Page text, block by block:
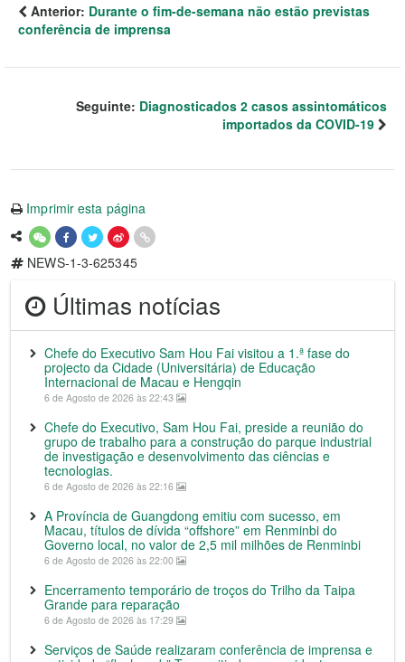
Anterior: Durante o fim-de-semana não estão previstas
conferência de imprensa
Seguinte: Diagnosticados 2 casos assintomáticos
importados da COVID-19
Imprimir esta página
NEWS-1-3-625345
Últimas notícias
Chefe do Executivo Sam Hou Fai visitou a 1.ª fase do
projecto da Cidade (Universitária) de Educação
Internacional de Macau e Hengqin
6 de Agosto de 2026 às 22:43
Chefe do Executivo, Sam Hou Fai, preside a reunião do
grupo de trabalho para a construção do parque industrial
de investigação e desenvolvimento das ciências e
tecnologias.
6 de Agosto de 2026 às 22:16
A Província de Guangdong emitiu com sucesso, em
Macau, títulos de dívida “offshore” em Renminbi do
Governo local, no valor de 2,5 mil milhões de Renminbi
6 de Agosto de 2026 às 22:00
Encerramento temporário de troços do Trilho da Taipa
Grande para reparação
6 de Agosto de 2026 às 17:29
Serviços de Saúde realizaram conferência de imprensa e